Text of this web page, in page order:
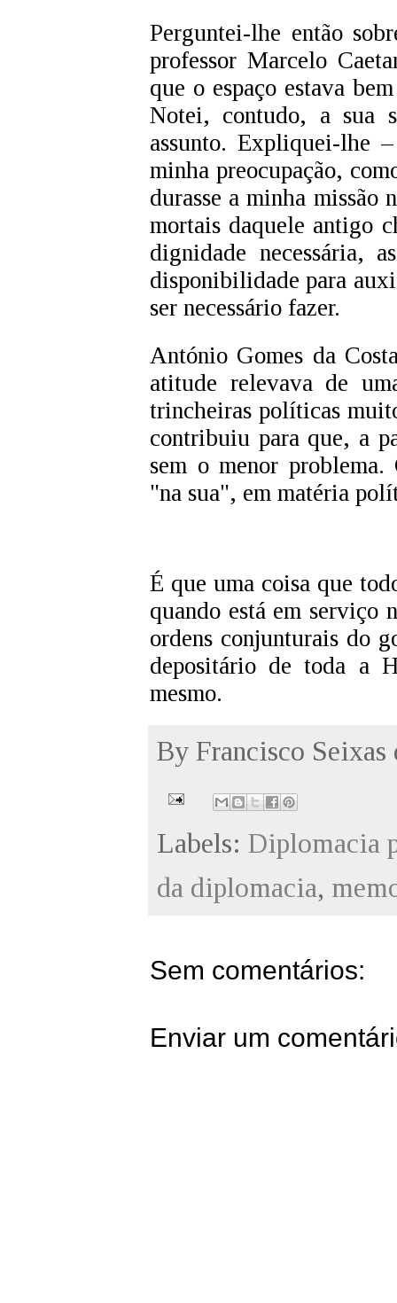
Perguntei-lhe então
professor Marcelo
que o espaço estava
Notei, contudo, a sua
assunto. Expliquei-lhe
minha preocupação,
durasse a minha missão
mortais daquele antigo
dignidade necessária,
disponibilidade para
ser necessário fazer.
António Gomes da
atitude relevava de
trincheiras políticas
contribuiu para que, a
sem o menor
"na sua", em matéria
É que uma coisa que
quando está em serviço
ordens conjunturais do
depositário de toda a
mesmo.
By Francisco Seixas
Labels: Diplomacia
da diplomacia,
Sem comentários:
Enviar um